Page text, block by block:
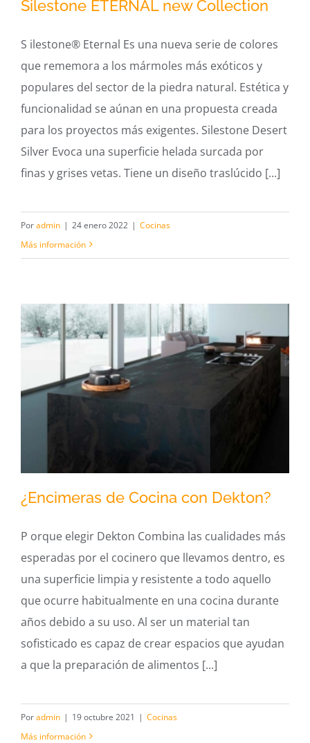
Silestone ETERNAL new Collection
Silestone ETERNAL new Collection
S ilestone® Eternal Es una nueva serie de colores
que rememora a los mármoles más exóticos y
populares del sector de la piedra natural. Estética y
funcionalidad se aúnan en una propuesta creada
para los proyectos más exigentes. Silestone Desert
Silver Evoca una superficie helada surcada por
finas y grises vetas. Tiene un diseño traslúcido [...]
Poradmin | 24 enero 2022 | Cocinas
Más información
¿Encimeras de Cocina con Dekton?
¿Encimeras de Cocina con Dekton?
P orque elegir Dekton Combina las cualidades más
esperadas por el cocinero que llevamos dentro, es
una superficie limpia y resistente a todo aquello
que ocurre habitualmente en una cocina durante
años debido a su uso. Al ser un material tan
sofisticado es capaz de crear espacios que ayudan
a que la preparación de alimentos [...]
Poradmin | 19 octubre 2021 | Cocinas
Más información